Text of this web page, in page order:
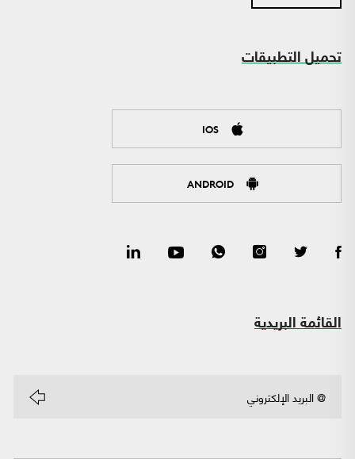
تحميل التطبيقات
IOS
ANDROID
القائمة البريدية